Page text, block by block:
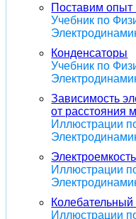
Поставим опыт
Учебник по
Конденсаторы
Учебник по
Зависимость
от расстояния
Иллюстрации
Электроемкость
Иллюстрации
Колебательный
Иллюстрации